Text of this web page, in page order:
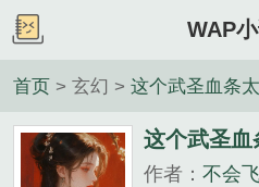
WAP
首页 > 玄幻 > 这个武圣血条
这个武圣血
作者： 不会